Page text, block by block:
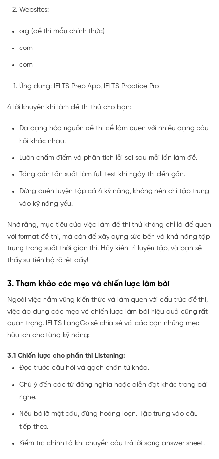
Websites:
org (đề thi mẫu chính thức)
com
com
Ứng dụng: IELTS Prep App, IELTS Practice Pro
4 lời khuyên khi làm đề thi thử cho bạn:
Đa dạng hóa nguồn đề thi để làm quen với nhiều dạng câu
hỏi khác nhau.
Luôn chấm điểm và phân tích lỗi sai sau mỗi lần làm đề.
Tăng dần tần suất làm full test khi ngày thi đến gần.
Đừng quên luyện tập cả 4 kỹ năng, không nên chỉ tập trung
vào kỹ năng yếu.
Nhớ rằng, mục tiêu của việc làm đề thi thử không chỉ là để quen
với format đề thi, mà còn để xây dựng sức bền và khả năng tập
trung trong suốt thời gian thi. Hãy kiên trì luyện tập, và bạn sẽ
thấy sự tiến bộ rõ rệt đấy!
3. Tham khảo các mẹo và chiến lược làm bài
Ngoài việc nắm vững kiến thức và làm quen với cấu trúc đề thi,
việc áp dụng các mẹo và chiến lược làm bài hiệu quả cũng rất
quan trọng. IELTS LangGo sẽ chia sẻ với các bạn những mẹo
hữu ích cho từng kỹ năng:
3.1 Chiến lược cho phần thi Listening:
Đọc trước câu hỏi và gạch chân từ khóa.
Chú ý đến các từ đồng nghĩa hoặc diễn đạt khác trong bài
nghe.
Nếu bỏ lỡ một câu, đừng hoảng loạn. Tập trung vào câu
tiếp theo.
Kiểm tra chính tả khi chuyển câu trả lời sang answer sheet.